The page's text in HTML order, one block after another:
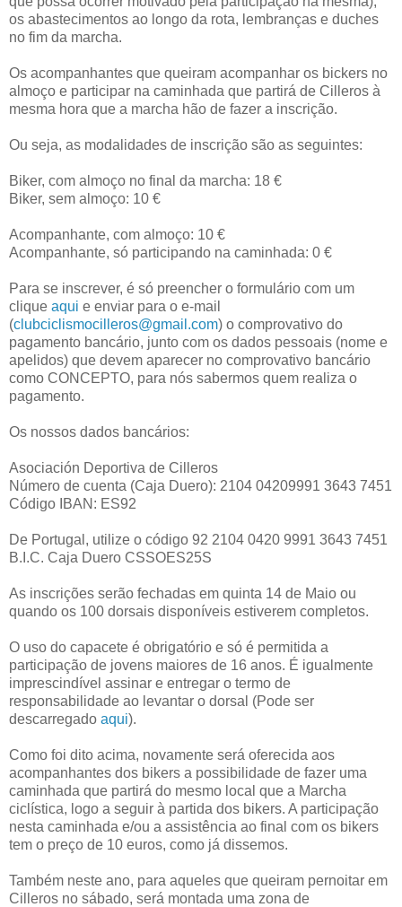
os abastecimentos ao longo da rota, lembranças e duches
no fim da marcha.
Os acompanhantes que queiram acompanhar os bickers no
almoço e participar na caminhada que partirá de Cilleros à
mesma hora que a marcha hão de fazer a inscrição.
Ou seja, as modalidades de inscrição são as seguintes:
Biker, com almoço no final da marcha: 18 €
Biker, sem almoço: 10 €
Acompanhante, com almoço: 10 €
Acompanhante, só participando na caminhada: 0 €
Para se inscrever, é só preencher o formulário com um
clique aqui e enviar para o e-mail
(clubciclismocilleros@gmail.com) o comprovativo do
pagamento bancário, junto com os dados pessoais (nome e
apelidos) que devem aparecer no comprovativo bancário
como CONCEPTO, para nós sabermos quem realiza o
pagamento.
Os nossos dados bancários:
Asociación Deportiva de Cilleros
Número de cuenta (Caja Duero): 2104 04209991 3643 7451
Código IBAN: ES92
De Portugal, utilize o código 92 2104 0420 9991 3643 7451
B.I.C. Caja Duero CSSOES25S
As inscrições serão fechadas em quinta 14 de Maio ou
quando os 100 dorsais disponíveis estiverem completos.
O uso do capacete é obrigatório e só é permitida a
participação de jovens maiores de 16 anos. É igualmente
imprescindível assinar e entregar o termo de
responsabilidade ao levantar o dorsal (Pode ser
descarregado aqui).
Como foi dito acima, novamente será oferecida aos
acompanhantes dos bikers a possibilidade de fazer uma
caminhada que partirá do mesmo local que a Marcha
ciclística, logo a seguir à partida dos bikers. A participação
nesta caminhada e/ou a assistência ao final com os bikers
tem o preço de 10 euros, como já dissemos.
Também neste ano, para aqueles que queiram pernoitar em
Cilleros no sábado, será montada uma zona de